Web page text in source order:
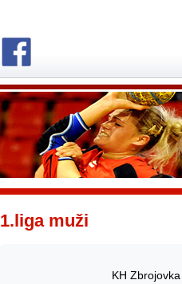
1.liga muži
KH